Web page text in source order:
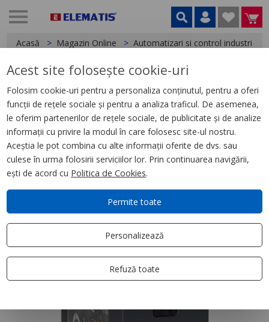
Acasă Magazin Online Automatizari si control industrial
< Relee
Releu Ambrosabil de Interfata,
Zelio Rxg, 2C/O Standard
110Vcc-5A, cu Ltb Si Led
Acest site folosește cookie-uri
Folosim cookie-uri pentru a personaliza conținutul, pentru a oferi
funcții de rețele sociale și pentru a analiza traficul. De asemenea,
le oferim partenerilor de rețele sociale, de publicitate și de analize
informații cu privire la modul în care folosesc site-ul nostru.
Aceștia le pot combina cu alte informații oferite de dvs. sau
culese în urma folosirii serviciilor lor. Prin continuarea navigării,
ești de acord cu Politica de Cookies.
Permite toate
Personalizează
Refuză toate